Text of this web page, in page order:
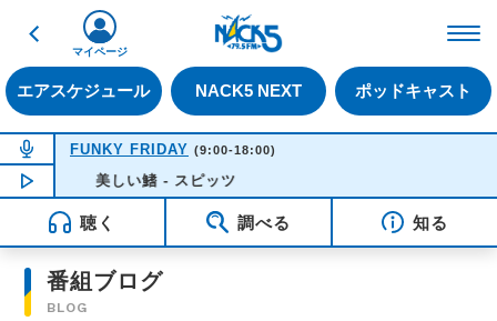
戻る
エアスケジュール NACK5 NEXT ポッドキャスト
マイページ
NOW ON AIR
FUNKY FRIDAY (9:00-18:00)
NOW PLAYING 13:57
美しい鰭 - スピッツ
聴く 調べる 知る
番組ブログ
BLOG